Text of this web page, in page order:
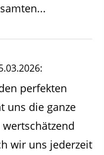
perfekten
uns die ganze
wir uns jederzeit